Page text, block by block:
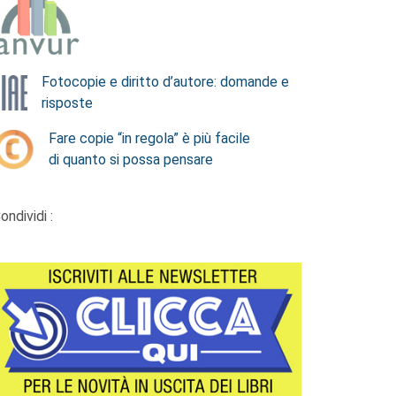
Fotocopie e diritto d’autore: domande e
risposte
Fare copie “in regola” è più facile
di quanto si possa pensare
: